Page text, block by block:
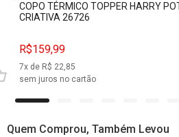
COPO TÉRMICO TOPPER HARRY
CRIATIVA 26726
R$159,99
7x de R$ 22,85
sem juros no cartão
Quem Comprou, Também Levou